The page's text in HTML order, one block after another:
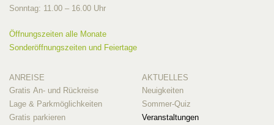
Sonntag: 11.00 – 16.00 Uhr
Öffnungszeiten alle Monate
Sonderöffnungszeiten und Feiertage
ANREISE
Gratis An- und Rückreise
Lage & Parkmöglichkeiten
Gratis parkieren
AKTUELLES
Neuigkeiten
Sommer-Quiz
Veranstaltungen